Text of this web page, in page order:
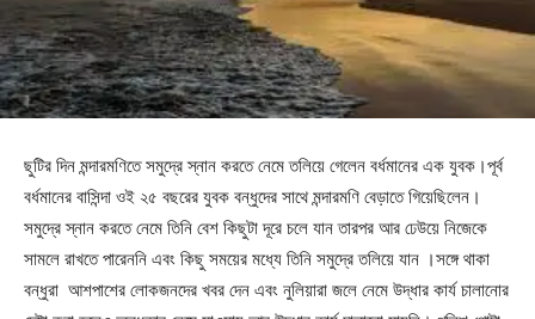
ছুটির দিন মন্দারমণিতে সমুদ্রে স্নান করতে নেমে তলিয়ে গেলেন বর্ধমানের এক যুবক।পূর্ব
বর্ধমানের বাসিন্দা ওই ২৫ বছরের যুবক বন্ধুদের সাথে মন্দারমণি বেড়াতে গিয়েছিলেন।
সমুদ্রে স্নান করতে নেমে তিনি বেশ কিছুটা দূরে চলে যান তারপর আর ঢেউয়ে নিজেকে
সামলে রাখতে পারেননি এবং কিছু সময়ের মধ্যে তিনি সমুদ্রে তলিয়ে যান ।সঙ্গে থাকা
বন্ধুরা আশপাশের লোকজনদের খবর দেন এবং নুলিয়ারা জলে নেমে উদ্ধার কার্য চালানোর